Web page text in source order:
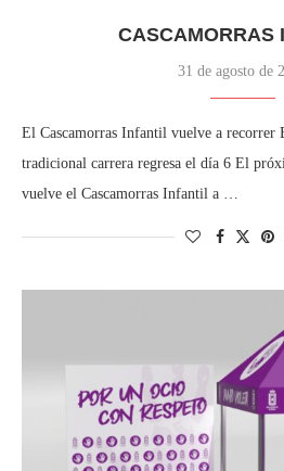
CASCAMORRAS
31 de agosto de
El Cascamorras Infantil vuelve a recorrer
tradicional carrera regresa el día 6 El
vuelve el Cascamorras Infantil a …